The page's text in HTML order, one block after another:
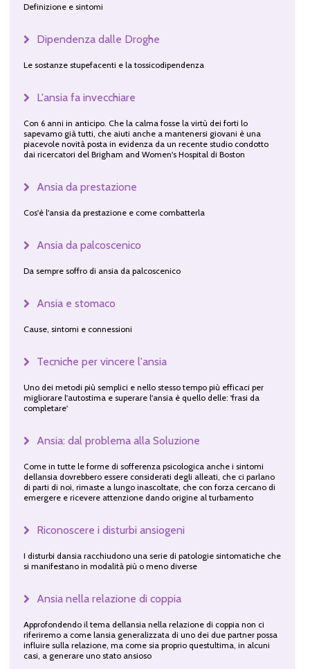
Definizione e sintomi
Dipendenza dalle Droghe
Le sostanze stupefacenti e la tossicodipendenza
L'ansia fa invecchiare
Con 6 anni in anticipo. Che la calma fosse la virtù dei forti lo
sapevamo già tutti, che aiuti anche a mantenersi giovani è una
piacevole novità posta in evidenza da un recente studio condotto
dai ricercatori del Brigham and Women's Hospital di Boston
Ansia da prestazione
Cos'è l'ansia da prestazione e come combatterla
Ansia da palcoscenico
Da sempre soffro di ansia da palcoscenico
Ansia e stomaco
Cause, sintomi e connessioni
Tecniche per vincere l'ansia
Uno dei metodi più semplici e nello stesso tempo più efficaci per
migliorare l'autostima e superare l'ansia è quello delle: 'frasi da
completare'
Ansia: dal problema alla Soluzione
Come in tutte le forme di sofferenza psicologica anche i sintomi
dellansia dovrebbero essere considerati degli alleati, che ci parlano
di parti di noi, rimaste a lungo inascoltate, che con forza cercano di
emergere e ricevere attenzione dando origine al turbamento
Riconoscere i disturbi ansiogeni
I disturbi dansia racchiudono una serie di patologie sintomatiche che
si manifestano in modalità più o meno diverse
Ansia nella relazione di coppia
Approfondendo il tema dellansia nella relazione di coppia non ci
riferiremo a come lansia generalizzata di uno dei due partner possa
influire sulla relazione, ma come sia proprio questultima, in alcuni
casi, a generare uno stato ansioso